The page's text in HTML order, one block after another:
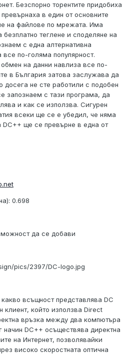
Безспорно торентите придобиха
в един от основните
на файлове по мрежата. Има
теглене и споделяне на
с една алтернативна
по-голяма популярност.
на данни навлиза все по-
в България затова заслужава да
досега не сте работили с подобен
запознаем с тази програма, да
и как се използва. Сигурен
всеки ще се е убедил, че няма
DC++ ще се превърне в една от
0.698
да се добави
pics/2397/DC-logo.jpg
всъщност представлява DC
клиент, който използва Direct
връзка между два компютъра
начин DC++ осъществява директна
на Интернет, позволявайки
високо скоростната оптична